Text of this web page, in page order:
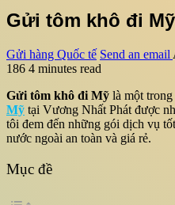
Gửi tôm khô đi Mỹ
Gửi hàng Quốc tế Send an email
186 4 minutes read
Gửi tôm khô đi Mỹ là một
Mỹ tại Vương Nhất Phát được
tôi đem đến những gói dịch vụ
nước ngoài an toàn và giá rẻ.
Mục đề